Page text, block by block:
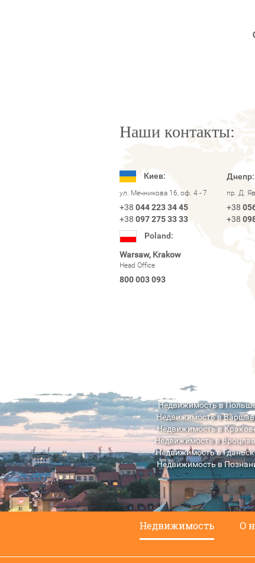
Наши контакты:
Киев:
ул. Мечникова 16, оф. 4 - 7
+38 044 223 34 45
+38 097 275 33 33
Днепр:
пр. Д.
+38
+38
Poland:
Warsaw, Krakow
Head Office
800 003 093
Недвижимость в
Недвижимость в
Недвижимость в
Недвижимость в
Недвижимость в
Недвижимость в
Недвижимость в
Недвижимость О